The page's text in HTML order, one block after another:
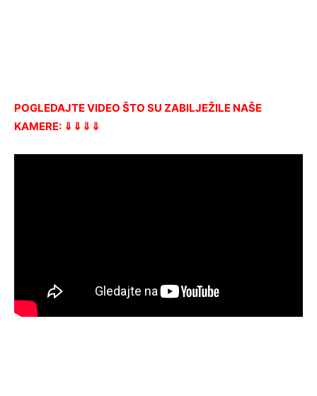
POGLEDAJTE VIDEO ŠTO SU ZABILJEŽILE NAŠE
KAMERE: ⇓⇓⇓⇓